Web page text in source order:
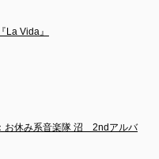
La Vida』
お休み系音楽隊 沼　2ndアルバ